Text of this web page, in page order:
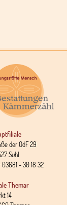
der OdF 29
Suhl
03681 - 30 18 32
Themar
14